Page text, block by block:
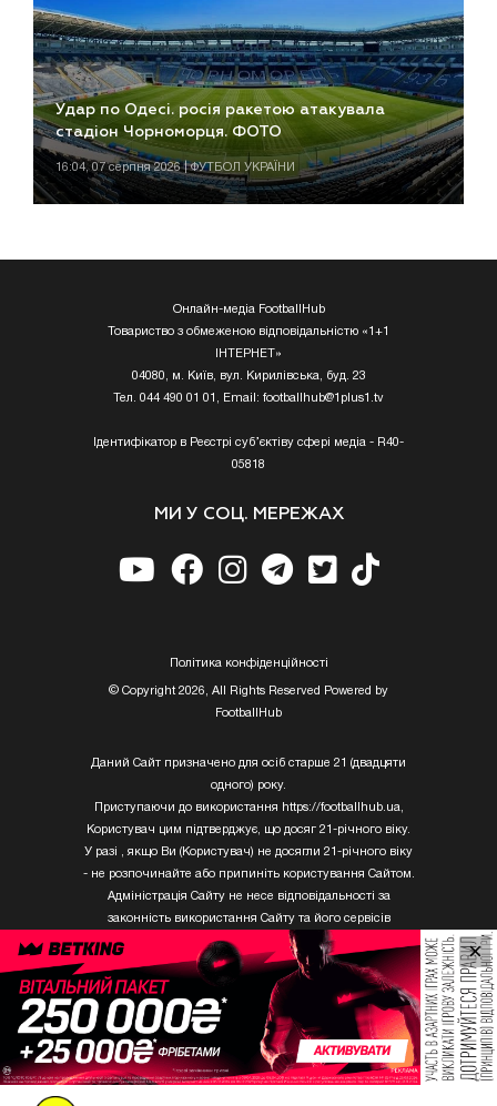
Удар по Одесі. росія ракетою атакувала
стадіон Чорноморця. ФОТО
16:04, 07 серпня 2026 | ФУТБОЛ УКРАЇНИ
Онлайн-медіа FootballHub
Товариство з обмеженою відповідальністю «1+1
ІНТЕРНЕТ»
04080, м. Київ, вул. Кирилівська, буд. 23
Тел. 044 490 01 01, Email: footballhub@1plus1.tv
Ідентифікатор в Реєстрі суб’єктіву сфері медіа - R40-
05818
МИ У СОЦ. МЕРЕЖАХ
Полiтика конфiденцiйностi
© Copyright 2026, All Rights Reserved Powered by
FootballHub
Даний Сайт призначено для осіб старше 21 (двадцяти
одного) року.
Приступаючи до використання https://footballhub.ua,
Користувач цим підтверджує, що досяг 21-річного віку.
У разі , якщо Ви (Користувач) не досягли 21-річного віку
- не розпочинайте або припиніть користування Сайтом.
Адміністрація Сайту не несе відповідальності за
законність використання Сайту та його сервісів
Користувачем, який не досяг 21-річного віку.
Твори Getty Images, що розміщені на сайті, не можуть
бути використані третіми особами без письмового
дозволу ТОВ «ГЛОБАЛ ІМІДЖЕС ЮКРЕЙН.
×